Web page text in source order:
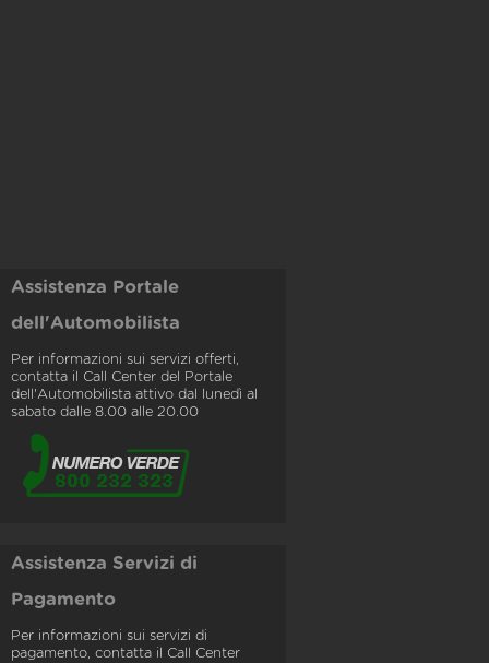
Assistenza Portale
dell'Automobilista
Per informazioni sui servizi offerti,
contatta il Call Center del Portale
dell'Automobilista attivo dal lunedì al
sabato dalle 8.00 alle 20.00
Assistenza Servizi di
Pagamento
Per informazioni sui servizi di
pagamento, contatta il Call Center